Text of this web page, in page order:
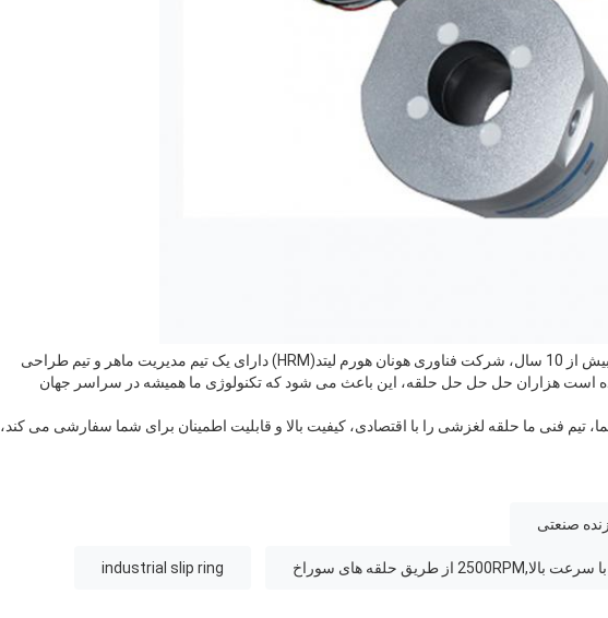
به عنوان تولید کننده حلقه های قیمتی برای بیش از 10 سال، شرکت فناوری هونان هورم لیتد(HRM) دارای یک تیم مدیریت ماهر و تیم طراحی
است هزاران حل حل حل حلقه، این باعث می شود که تکنولوژی ما همیشه در سراسر جهان
تیم فنی ما حلقه لغزشی را با اقتصادی، کیفیت بالا و قابلیت اطمینان برای شما سفارشی می کند،
صنعتی
industrial slip ring